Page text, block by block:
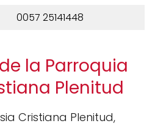
0057 25141448
la Parroquia
Plenitud
Cristiana Plenitud,